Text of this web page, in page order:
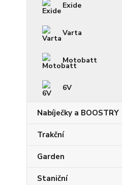
Exide
Varta
Motobatt
6V
Nabíječky a BOOSTRY
Trakční
Garden
Staniční